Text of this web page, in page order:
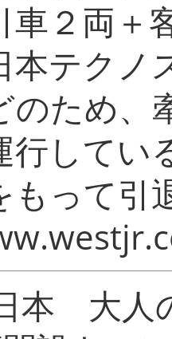
車２両＋
本テクノ
のため、
行してい
もって引
本 大人